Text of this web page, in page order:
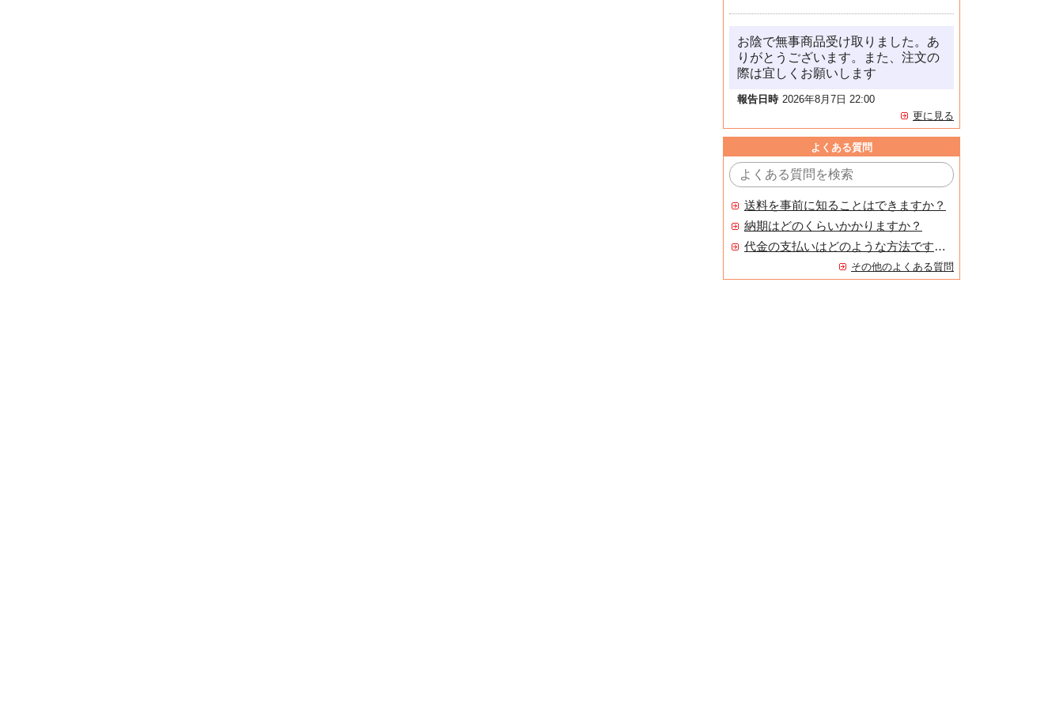
お陰で無事商品受け取りました。あ
りがとうございます。また、注文の
際は宜しくお願いします
報告日時 2026年8月7日 22:00
更に見る
よくある質問
送料を事前に知ることはできますか？
納期はどのくらいかかりますか？
代金の支払いはどのような方法ですか？
その他のよくある質問